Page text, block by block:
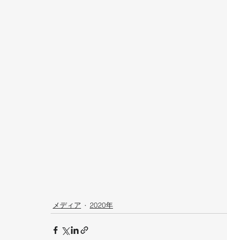
メディア 2020年